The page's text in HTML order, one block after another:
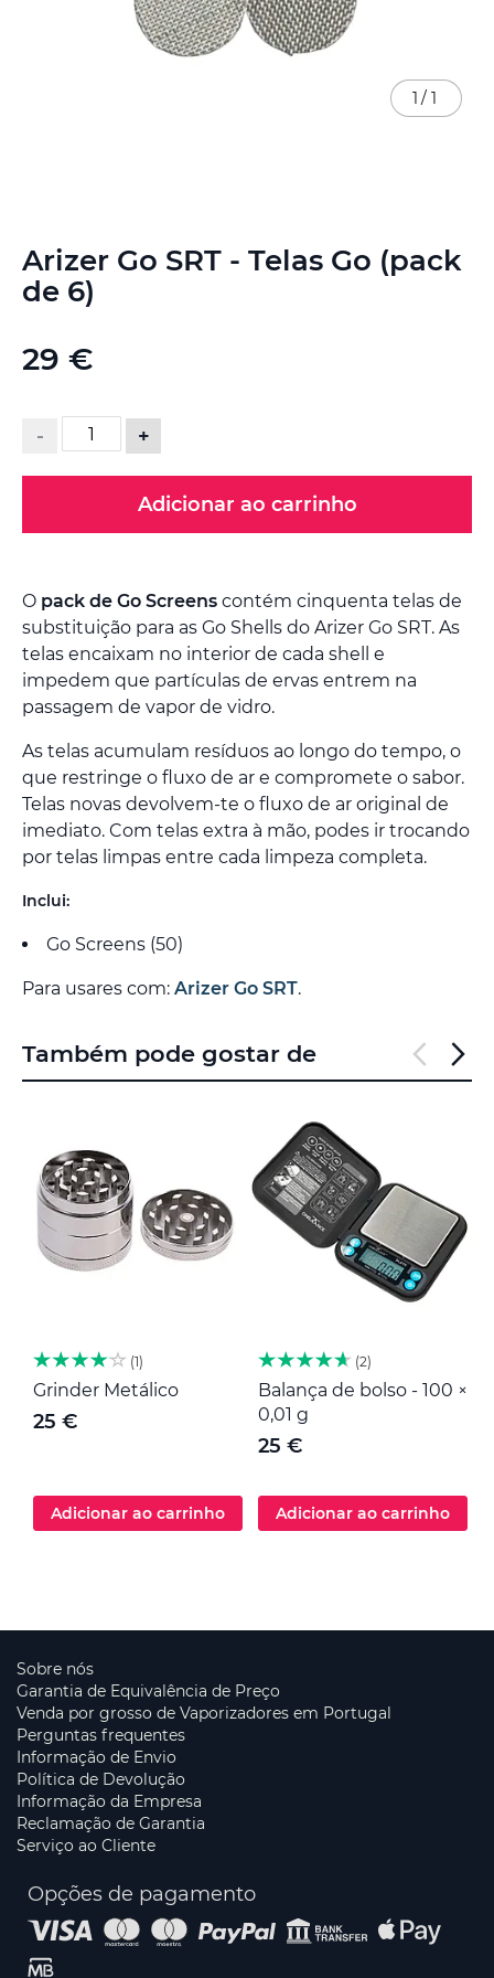
Arizer Go SRT - Telas Go (pack
de 6)
29 €
- +
Adicionar ao carrinho
O pack de Go Screens contém cinquenta telas de
substituição para as Go Shells do Arizer Go SRT. As
telas encaixam no interior de cada shell e
impedem que partículas de ervas entrem na
passagem de vapor de vidro.
As telas acumulam resíduos ao longo do tempo, o
que restringe o fluxo de ar e compromete o sabor.
Telas novas devolvem-te o fluxo de ar original de
imediato. Com telas extra à mão, podes ir trocando
por telas limpas entre cada limpeza completa.
Inclui:
Go Screens (50)
Para usares com: Arizer Go SRT.
1 / 1
para
o
início
Galeria
de
Também pode gostar de
1
Grinder Metálico
25 €
Adicionar ao carrinho
2
Balança de bolso - 100 ×
0,01 g
25 €
Adicionar ao carrinho
Sobre nós
Garantia de Equivalência de Preço
Venda por grosso de Vaporizadores em Portugal
Perguntas frequentes
Informação de Envio
Política de Devolução
Informação da Empresa
Reclamação de Garantia
Serviço ao Cliente
Opções de pagamento